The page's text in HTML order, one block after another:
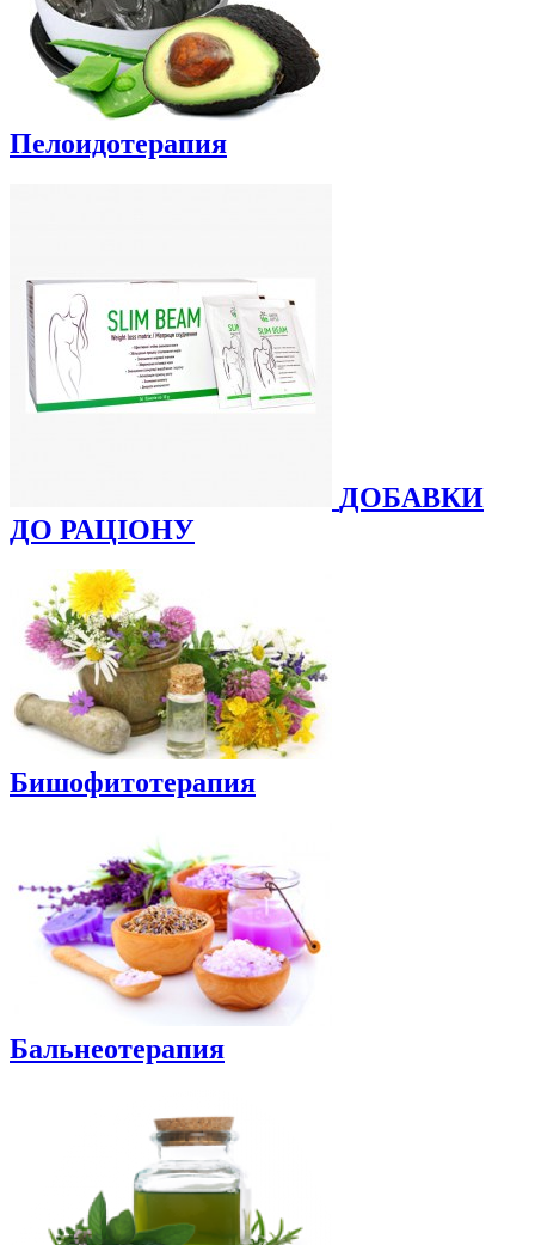
Пелоидотерапия
ДОБАВКИ
ДО РАЦІОНУ
Бишофитотерапия
Бальнеотерапия